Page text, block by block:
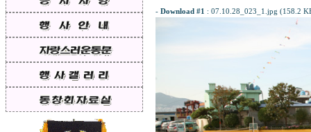
- Download #1 : 07.10.28_023_1.jpg (158.2